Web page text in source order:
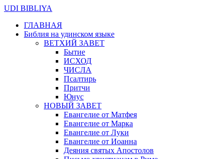
UDI BIBLIYA
ГЛАВНАЯ
Библия на удинском языке
ВЕТХИЙ ЗАВЕТ
Бытие
ИСХОД
ЧИСЛА
Псалтирь
Притчи
Юнус
НОВЫЙ ЗАВЕТ
Евангелие от Матфея
Евангелие от Марка
Евангелие от Луки
Евангелие от Иоанна
Деяния святых Апостолов